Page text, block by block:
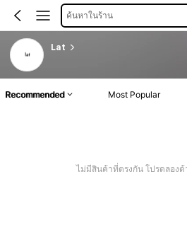
ค้นหาในร้าน
Lat
Recommended Most Popular
ไม่มีสินค้าที่ตรงกัน โปรดลองด้